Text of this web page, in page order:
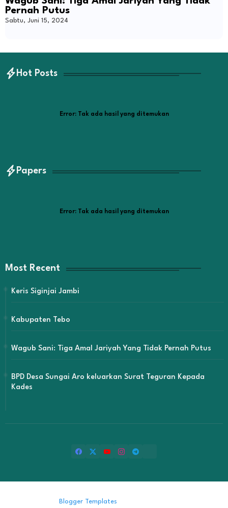
Pernah Putus
Sabtu, Juni 15, 2024
Hot Posts
Error:Tak ada hasil yang ditemukan
Papers
Error:Tak ada hasil yang ditemukan
Most Recent
Keris Siginjai Jambi
Kabupaten Tebo
Wagub Sani: Tiga Amal Jariyah Yang Tidak Pernah Putus
BPD Desa Sungai Aro keluarkan Surat Teguran Kepada
Kades
Blogger Templates